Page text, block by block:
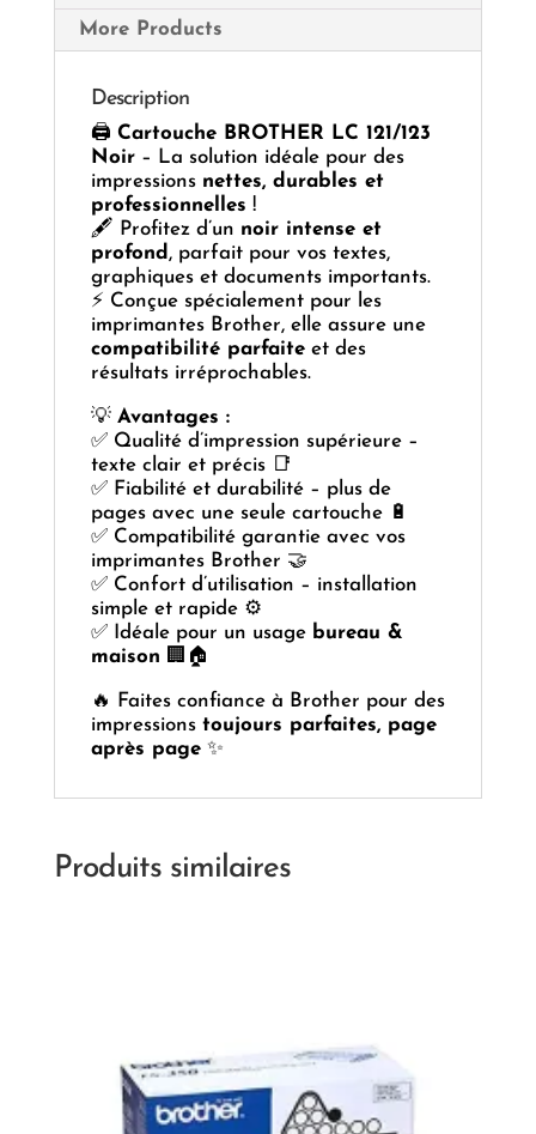
More Products
Description
🖨️ Cartouche BROTHER LC 121/123
Noir– La solution idéale pour des
impressions nettes, durables et
professionnelles !
🖋️ Profitez d’un noir intense et
profond , parfait pour vos textes,
graphiques et documents importants.
⚡ Conçue spécialement pour les
imprimantes Brother, elle assure une
compatibilité parfaiteet des
résultats irréprochables.
💡 Avantages :
✅ Qualité d’impression supérieure –
texte clair et précis 📑
✅ Fiabilité et durabilité – plus de
pages avec une seule cartouche 🔋
✅ Compatibilité garantie avec vos
imprimantes Brother 🤝
✅ Confort d’utilisation – installation
simple et rapide ⚙️
✅ Idéale pour un usage bureau &
maison 🏢🏠
🔥 Faites confiance à Brother pour des
impressions toujours parfaites, page
après page✨
Produits similaires